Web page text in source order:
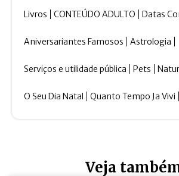
Livros CONTEÚDO ADULTO Datas
Aniversariantes Famosos Astrologia
Serviços e utilidade pública Pets
O Seu Dia Natal Quanto Tempo Ja Vivi
Veja